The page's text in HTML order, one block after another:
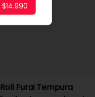
Roll Furai Tempura
$14.990